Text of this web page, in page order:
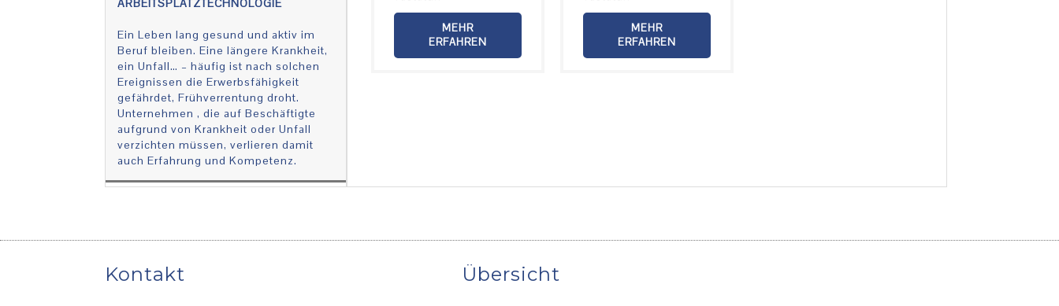
ARBEITSPLATZTECHNOLOGIE
Ein Leben lang gesund und aktiv im
Beruf bleiben. Eine längere Krankheit,
ein Unfall… – häufig ist nach solchen
Ereignissen die Erwerbsfähigkeit
gefährdet, Frühverrentung droht.
Unternehmen , die auf Beschäftigte
aufgrund von Krankheit oder Unfall
verzichten müssen, verlieren damit
auch Erfahrung und Kompetenz.
MEHR
ERFAHREN
MEHR
ERFAHREN
Kontakt Übersicht